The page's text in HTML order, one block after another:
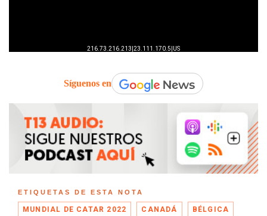
Síguenos en
ETIQUETAS DE ESTA NOTA
MUNDIAL DE CATAR 2022 CANADÁ BÉLGICA